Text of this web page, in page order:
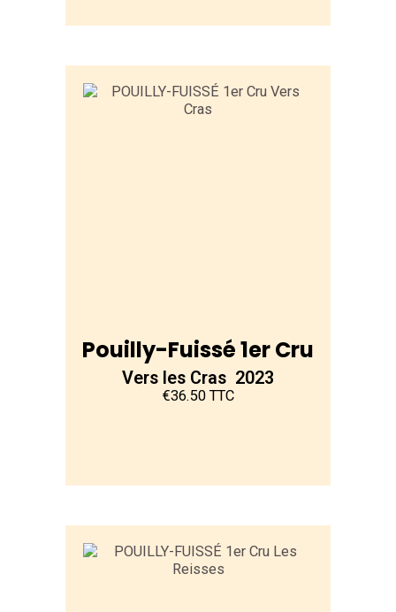
Pouilly-Fuissé 1er Cru
Vers les Cras 2023
€36.50 TTC